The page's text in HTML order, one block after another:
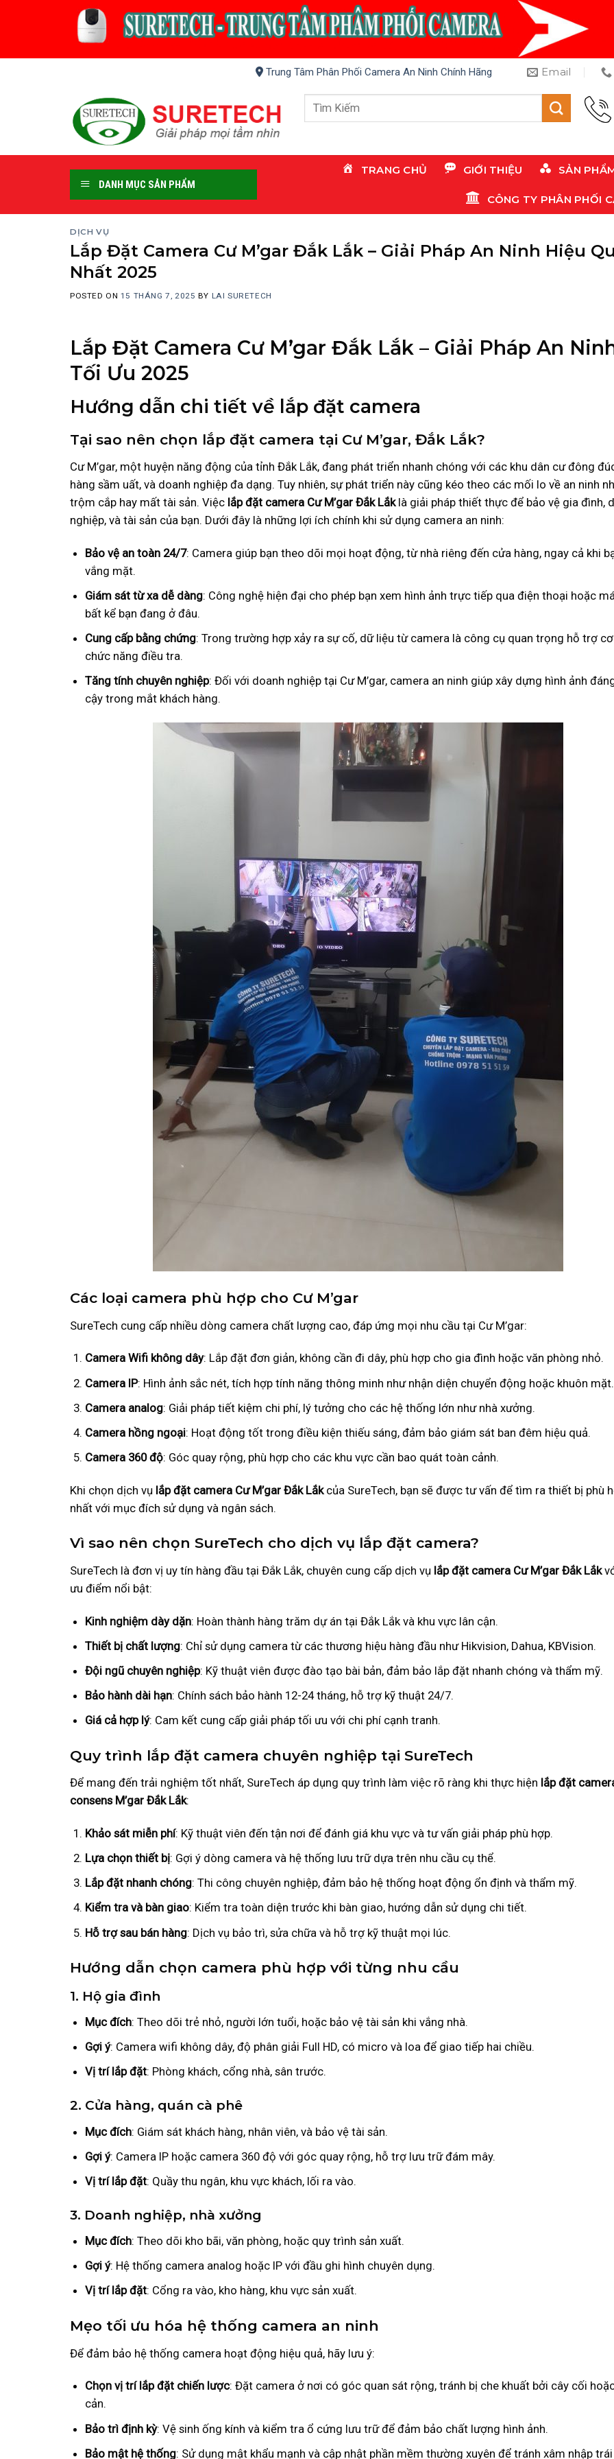
Trung Tâm Phân Phối Camera An Ninh Chính Hãng Email
Tìm
DANH MỤC SẢN PHẨM
TRANG CHỦ GIỚI THIỆU SẢN
CÔNG TY PHÂN PHỐI
DỊCH VỤ
Lắp Đặt Camera Cư M’gar Đắk Lắk – Giải Pháp An Ninh Hiệu
Nhất 2025
POSTED ON 15 THÁNG 7, 2025 BY LAI SURETECH
Lắp Đặt Camera Cư M’gar Đắk Lắk – Giải Pháp An
Tối Ưu 2025
Hướng dẫn chi tiết về lắp đặt camera
Tại sao nên chọn lắp đặt camera tại Cư M’gar, Đắk Lắk?
Cư M’gar, một huyện năng động của tỉnh Đắk Lắk, đang phát triển nhanh chóng với các khu dân cư đông
hàng sầm uất, và doanh nghiệp đa dạng. Tuy nhiên, sự phát triển này cũng kéo theo các mối lo về an ninh
trộm cắp hay mất tài sản. Việc lắp đặt camera Cư M’gar Đắk Lắklà giải pháp thiết thực để bảo vệ gia đình,
nghiệp, và tài sản của bạn. Dưới đây là những lợi ích chính khi sử dụng camera an ninh:
Bảo vệ an toàn 24/7: Camera giúp bạn theo dõi mọi hoạt động, từ nhà riêng đến cửa hàng, ngay cả khi
vắng mặt.
Giám sát từ xa dễ dàng: Công nghệ hiện đại cho phép bạn xem hình ảnh trực tiếp qua điện thoại hoặc
bất kể bạn đang ở đâu.
Cung cấp bằng chứng: Trong trường hợp xảy ra sự cố, dữ liệu từ camera là công cụ quan trọng hỗ trợ
chức năng điều tra.
Tăng tính chuyên nghiệp: Đối với doanh nghiệp tại Cư M’gar, camera an ninh giúp xây dựng hình ảnh
cậy trong mắt khách hàng.
Các loại camera phù hợp cho Cư M’gar
SureTech cung cấp nhiều dòng camera chất lượng cao, đáp ứng mọi nhu cầu tại Cư M’gar:
Camera Wifi không dây: Lắp đặt đơn giản, không cần đi dây, phù hợp cho gia đình hoặc văn phòng nhỏ.
Camera IP: Hình ảnh sắc nét, tích hợp tính năng thông minh như nhận diện chuyển động hoặc khuôn mặt.
Camera analog: Giải pháp tiết kiệm chi phí, lý tưởng cho các hệ thống lớn như nhà xưởng.
Camera hồng ngoại: Hoạt động tốt trong điều kiện thiếu sáng, đảm bảo giám sát ban đêm hiệu quả.
Camera 360 độ: Góc quay rộng, phù hợp cho các khu vực cần bao quát toàn cảnh.
Khi chọn dịch vụ lắp đặt camera Cư M’gar Đắk Lắkcủa SureTech, bạn sẽ được tư vấn để tìm ra thiết bị phù
nhất với mục đích sử dụng và ngân sách.
Vì sao nên chọn SureTech cho dịch vụ lắp đặt camera?
SureTech là đơn vị uy tín hàng đầu tại Đắk Lắk, chuyên cung cấp dịch vụ lắp đặt camera Cư M’gar Đắk Lắk
ưu điểm nổi bật:
Kinh nghiệm dày dặn: Hoàn thành hàng trăm dự án tại Đắk Lắk và khu vực lân cận.
Thiết bị chất lượng: Chỉ sử dụng camera từ các thương hiệu hàng đầu như Hikvision, Dahua, KBVision.
Đội ngũ chuyên nghiệp: Kỹ thuật viên được đào tạo bài bản, đảm bảo lắp đặt nhanh chóng và thẩm mỹ.
Bảo hành dài hạn: Chính sách bảo hành 12-24 tháng, hỗ trợ kỹ thuật 24/7.
Giá cả hợp lý: Cam kết cung cấp giải pháp tối ưu với chi phí cạnh tranh.
Quy trình lắp đặt camera chuyên nghiệp tại SureTech
Để mang đến trải nghiệm tốt nhất, SureTech áp dụng quy trình làm việc rõ ràng khi thực hiện lắp đặt
consens M’gar Đắk Lắk:
Khảo sát miễn phí: Kỹ thuật viên đến tận nơi để đánh giá khu vực và tư vấn giải pháp phù hợp.
Lựa chọn thiết bị: Gợi ý dòng camera và hệ thống lưu trữ dựa trên nhu cầu cụ thể.
Lắp đặt nhanh chóng: Thi công chuyên nghiệp, đảm bảo hệ thống hoạt động ổn định và thẩm mỹ.
Kiểm tra và bàn giao: Kiểm tra toàn diện trước khi bàn giao, hướng dẫn sử dụng chi tiết.
Hỗ trợ sau bán hàng: Dịch vụ bảo trì, sửa chữa và hỗ trợ kỹ thuật mọi lúc.
Hướng dẫn chọn camera phù hợp với từng nhu cầu
1. Hộ gia đình
Mục đích: Theo dõi trẻ nhỏ, người lớn tuổi, hoặc bảo vệ tài sản khi vắng nhà.
Gợi ý: Camera wifi không dây, độ phân giải Full HD, có micro và loa để giao tiếp hai chiều.
Vị trí lắp đặt: Phòng khách, cổng nhà, sân trước.
2. Cửa hàng, quán cà phê
Mục đích: Giám sát khách hàng, nhân viên, và bảo vệ tài sản.
Gợi ý: Camera IP hoặc camera 360 độ với góc quay rộng, hỗ trợ lưu trữ đám mây.
Vị trí lắp đặt: Quầy thu ngân, khu vực khách, lối ra vào.
3. Doanh nghiệp, nhà xưởng
Mục đích: Theo dõi kho bãi, văn phòng, hoặc quy trình sản xuất.
Gợi ý: Hệ thống camera analog hoặc IP với đầu ghi hình chuyên dụng.
Vị trí lắp đặt: Cổng ra vào, kho hàng, khu vực sản xuất.
Mẹo tối ưu hóa hệ thống camera an ninh
Để đảm bảo hệ thống camera hoạt động hiệu quả, hãy lưu ý:
Chọn vị trí lắp đặt chiến lược: Đặt camera ở nơi có góc quan sát rộng, tránh bị che khuất bởi cây cối
cản.
Bảo trì định kỳ: Vệ sinh ống kính và kiểm tra ổ cứng lưu trữ để đảm bảo chất lượng hình ảnh.
Bảo mật hệ thống: Sử dụng mật khẩu mạnh và cập nhật phần mềm thường xuyên để tránh xâm nhập